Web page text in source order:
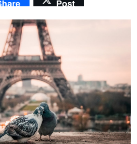
Post